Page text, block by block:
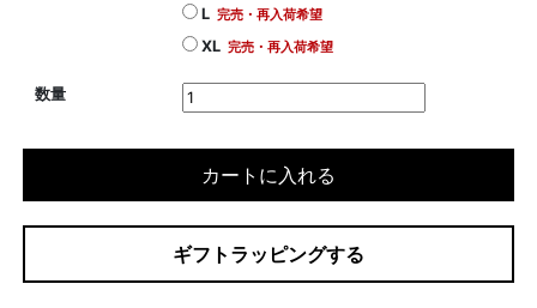
L完売・再入荷希望
XL完売・再入荷希望
数量
カートに入れる
ギフトラッピングする